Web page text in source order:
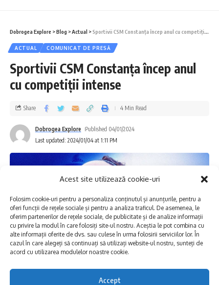
Acest site utilizează cookie-uri
Folosim cookie-uri pentru a personaliza conținutul și anunțurile, pentru a
oferi funcții de rețele sociale și pentru a analiza traficul. De asemenea, le
oferim partenerilor de rețele sociale, de publicitate și de analize informații
cu privire la modul în care folosiți site-ul nostru. Aceștia le pot combina cu
alte informații oferite de dvs. sau culese în urma folosirii serviciilor lor. În
cazul în care alegeți să continuați să utilizați website-ul nostru, sunteți de
acord cu utilizarea modulelor noastre cookie.
Accept
Berlin I 2024 – Baden-Baden.
Alexandru Rădvan, este unul dintre cei mai
prolifici şi importanţi artişti ai generaţiei
anilor 2000, cu un palmares expoziţional
muzeelor din România şi din afara graniţelor
ţării, cu seriile sale de picturi de mari
piele”, concepută pentru spaţiul Muzeului de
Artă din Constanţa, reuneşte 10 (zece) picturi
de mari dimensiuni realizate în anul 2023 –
patru dintre acestea fiind de 3 (trei) metri
lungime fiecare – şi o serie de desene ce
prefigurează dezvoltările picturale.
Dobrogea Explore >Blog >Actual >Sportivii CSM Constanța încep anul cu competiții intense
ACTUAL COMUNICAT DE PRESĂ
Sportivii CSM Constanța încep anul
cu competiții intense
Last updated: 2024/01/04 at 1:11 PM
Dobrogea Explore Published 04/01/2024
Share 4 Min Read